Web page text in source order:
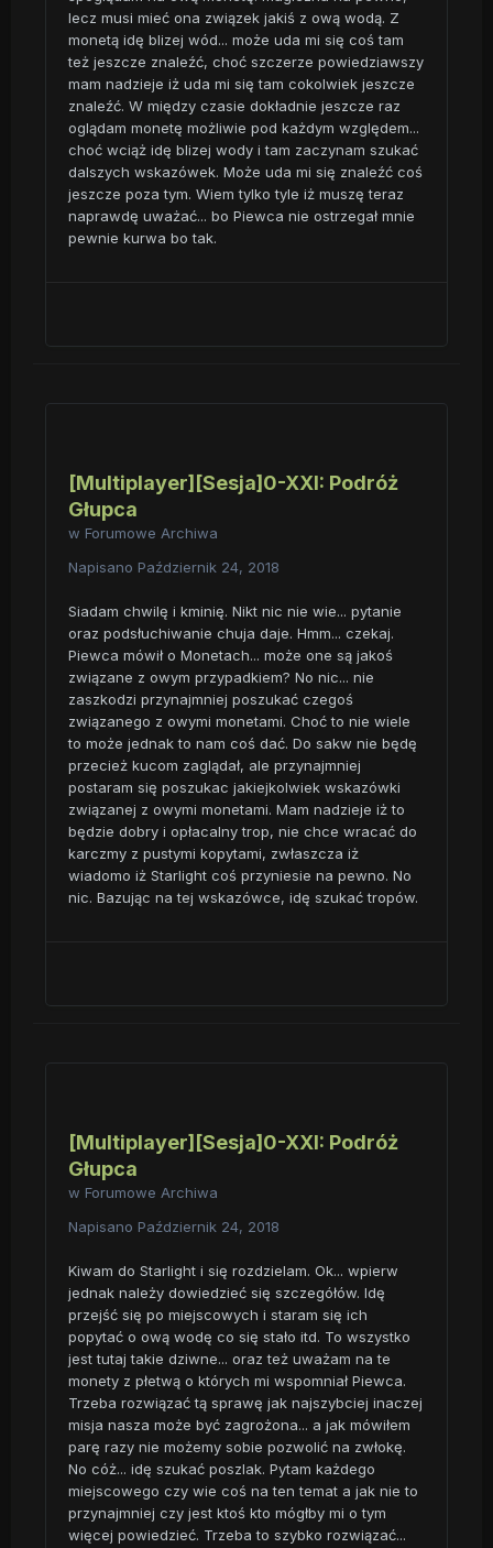
lecz musi mieć ona związek jakiś z ową wodą. Z
monetą idę blizej wód... może uda mi się coś tam
też jeszcze znaleźć, choć szczerze powiedziawszy
mam nadzieje iż uda mi się tam cokolwiek jeszcze
znaleźć. W między czasie dokładnie jeszcze raz
oglądam monetę możliwie pod każdym względem...
choć wciąż idę blizej wody i tam zaczynam szukać
dalszych wskazówek. Może uda mi się znaleźć coś
jeszcze poza tym. Wiem tylko tyle iż muszę teraz
naprawdę uważać... bo Piewca nie ostrzegał mnie
pewnie kurwa bo tak.
[Multiplayer][Sesja]0-XXI: Podróż
Głupca
w Forumowe Archiwa
Napisano Październik 24, 2018
Siadam chwilę i kminię. Nikt nic nie wie... pytanie
oraz podsłuchiwanie chuja daje. Hmm... czekaj.
Piewca mówił o Monetach... może one są jakoś
związane z owym przypadkiem? No nic... nie
zaszkodzi przynajmniej poszukać czegoś
związanego z owymi monetami. Choć to nie wiele
to może jednak to nam coś dać. Do sakw nie będę
przecież kucom zaglądał, ale przynajmniej
postaram się poszukac jakiejkolwiek wskazówki
związanej z owymi monetami. Mam nadzieje iż to
będzie dobry i opłacalny trop, nie chce wracać do
karczmy z pustymi kopytami, zwłaszcza iż
wiadomo iż Starlight coś przyniesie na pewno. No
nic. Bazując na tej wskazówce, idę szukać tropów.
[Multiplayer][Sesja]0-XXI: Podróż
Głupca
w Forumowe Archiwa
Napisano Październik 24, 2018
Kiwam do Starlight i się rozdzielam. Ok... wpierw
jednak należy dowiedzieć się szczegółów. Idę
przejść się po miejscowych i staram się ich
popytać o ową wodę co się stało itd. To wszystko
jest tutaj takie dziwne... oraz też uważam na te
monety z płetwą o których mi wspomniał Piewca.
Trzeba rozwiązać tą sprawę jak najszybciej inaczej
misja nasza może być zagrożona... a jak mówiłem
parę razy nie możemy sobie pozwolić na zwłokę.
No cóż... idę szukać poszlak. Pytam każdego
miejscowego czy wie coś na ten temat a jak nie to
przynajmniej czy jest ktoś kto mógłby mi o tym
więcej powiedzieć. Trzeba to szybko rozwiązać...